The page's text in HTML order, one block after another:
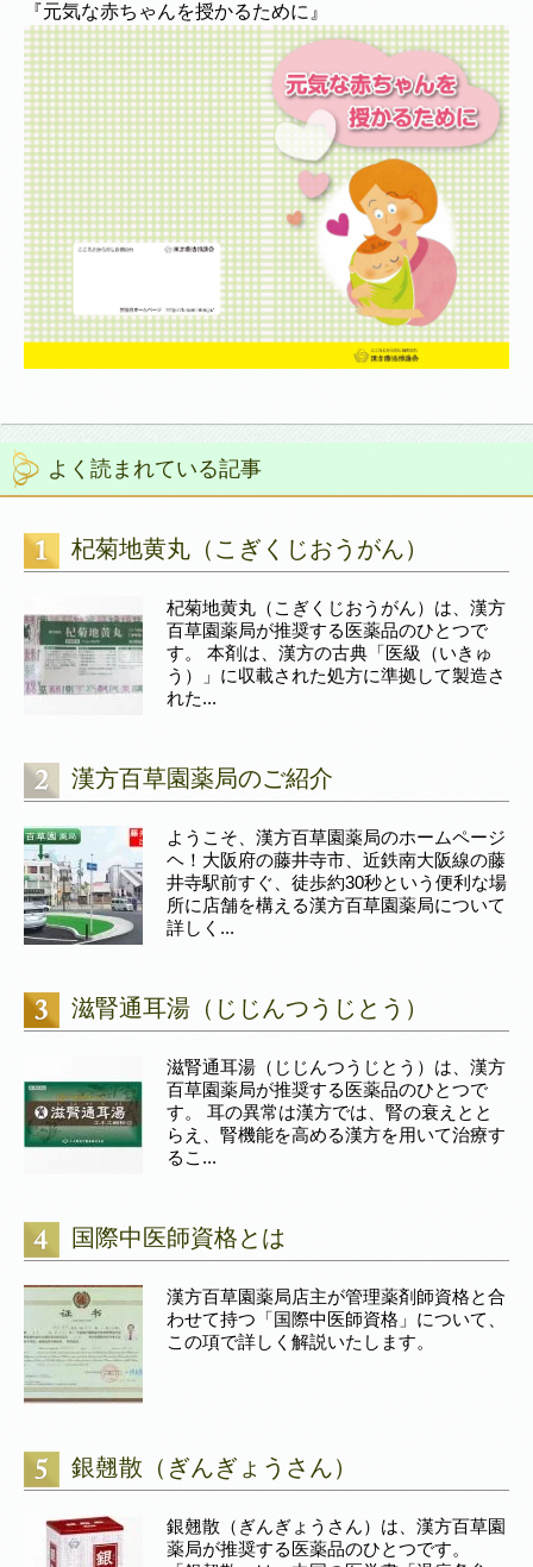
『元気な赤ちゃんを授かるために』
よく読まれている記事
杞菊地黄丸（こぎくじおうがん）
杞菊地黄丸（こぎくじおうがん）は、漢方
百草園薬局が推奨する医薬品のひとつで
す。 本剤は、漢方の古典「医級（いきゅ
う）」に収載された処方に準拠して製造さ
れた...
漢方百草園薬局のご紹介
ようこそ、漢方百草園薬局のホームページ
ヘ！大阪府の藤井寺市、近鉄南大阪線の藤
井寺駅前すぐ、徒歩約30秒という便利な場
所に店舗を構える漢方百草園薬局について
詳しく...
滋腎通耳湯（じじんつうじとう）
滋腎通耳湯（じじんつうじとう）は、漢方
百草園薬局が推奨する医薬品のひとつで
す。 耳の異常は漢方では、腎の衰えとと
らえ、腎機能を高める漢方を用いて治療す
るこ...
国際中医師資格とは
漢方百草園薬局店主が管理薬剤師資格と合
わせて持つ「国際中医師資格」について、
この項で詳しく解説いたします。
銀翹散（ぎんぎょうさん）
銀翹散（ぎんぎょうさん）は、漢方百草園
薬局が推奨する医薬品のひとつです。